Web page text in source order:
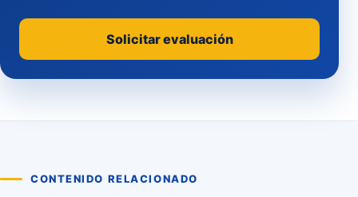
Solicitar evaluación
CONTENIDO RELACIONADO